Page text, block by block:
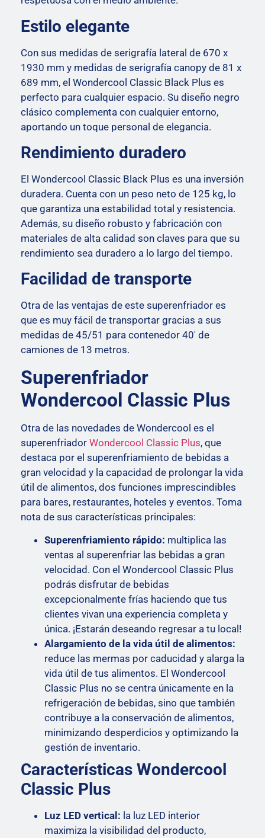
Estilo elegante
Con sus medidas de serigrafía lateral de 670 x
1930 mm y medidas de serigrafía canopy de 81 x
689 mm, el Wondercool Classic Black Plus es
perfecto para cualquier espacio. Su diseño negro
clásico complementa con cualquier entorno,
aportando un toque personal de elegancia.
Rendimiento duradero
El Wondercool Classic Black Plus es una inversión
duradera. Cuenta con un peso neto de 125 kg, lo
que garantiza una estabilidad total y resistencia.
Además, su diseño robusto y fabricación con
materiales de alta calidad son claves para que su
rendimiento sea duradero a lo largo del tiempo.
Facilidad de transporte
Otra de las ventajas de este superenfriador es
que es muy fácil de transportar gracias a sus
medidas de 45/51 para contenedor 40′ de
camiones de 13 metros.
Superenfriador
Wondercool Classic Plus
Otra de las novedades de Wondercool es el
superenfriador Wondercool Classic Plus, que
destaca por el superenfriamiento de bebidas a
gran velocidad y la capacidad de prolongar la vida
útil de alimentos, dos funciones imprescindibles
para bares, restaurantes, hoteles y eventos. Toma
nota de sus características principales:
Superenfriamiento rápido: multiplica las
ventas al superenfriar las bebidas a gran
velocidad. Con el Wondercool Classic Plus
podrás disfrutar de bebidas
excepcionalmente frías haciendo que tus
clientes vivan una experiencia completa y
única. ¡Estarán deseando regresar a tu local!
Alargamiento de la vida útil de alimentos:
reduce las mermas por caducidad y alarga la
vida útil de tus alimentos. El Wondercool
Classic Plus no se centra únicamente en la
refrigeración de bebidas, sino que también
contribuye a la conservación de alimentos,
minimizando desperdicios y optimizando la
gestión de inventario.
Características Wondercool
Classic Plus
Luz LED vertical: la luz LED interior
maximiza la visibilidad del producto,